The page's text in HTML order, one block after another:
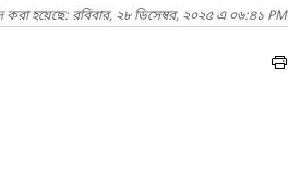
করা হয়েছে: রবিবার, ২৮ ডিসেম্বর, ২০২৫ এ ০৬:৪১ PM